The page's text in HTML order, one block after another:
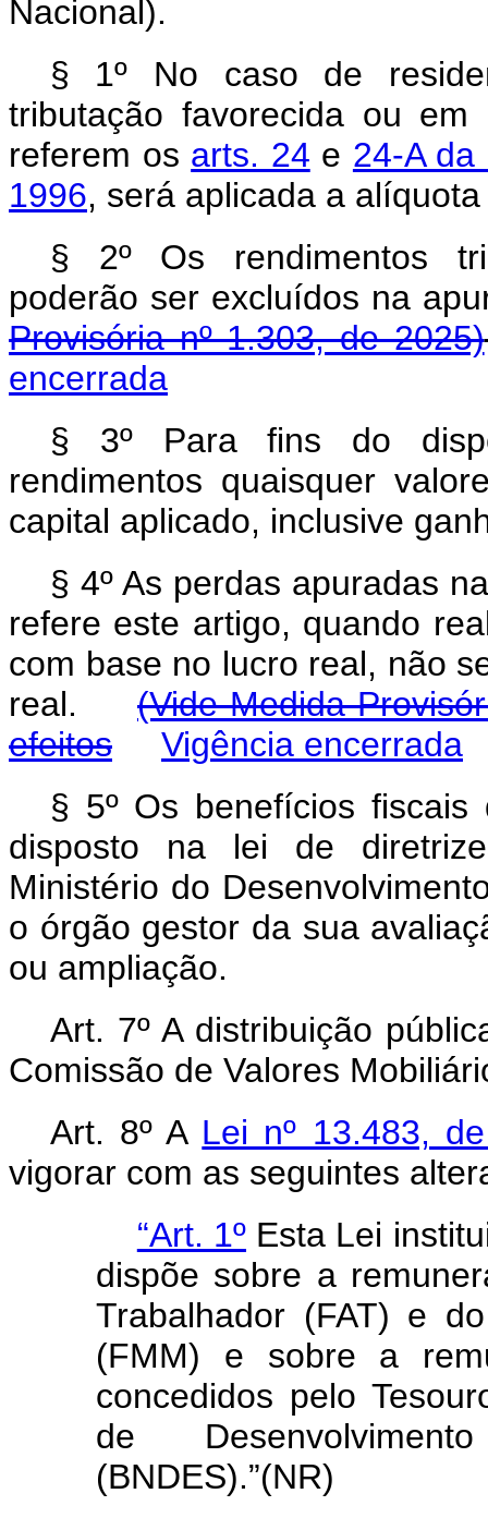
Nacional).
§ 1º No caso de
tributação favorecida ou
referem os arts. 24 e 24-A
1996, será aplicada a
§ 2º Os rendimentos
poderão ser excluídos na
Provisória nº 1.303, de 2025)
encerrada
§ 3º Para fins do
rendimentos quaisquer
capital aplicado, inclusive
§ 4º As perdas apuradas
refere este artigo, quando
com base no lucro real, não
real. (Vide Medida
efeitos
Vigência encerrada
§ 5º Os benefícios
disposto na lei de
Ministério do
o órgão gestor da sua
ou ampliação.
Art. 7º A distribuição
Comissão de Valores
Art. 8º A Lei nº 13.483,
vigorar com as seguintes
“Art. 1º Esta Lei
dispõe sobre a
Trabalhador (FAT) e
(FMM) e sobre a
concedidos pelo
de
(BNDES).”(NR)